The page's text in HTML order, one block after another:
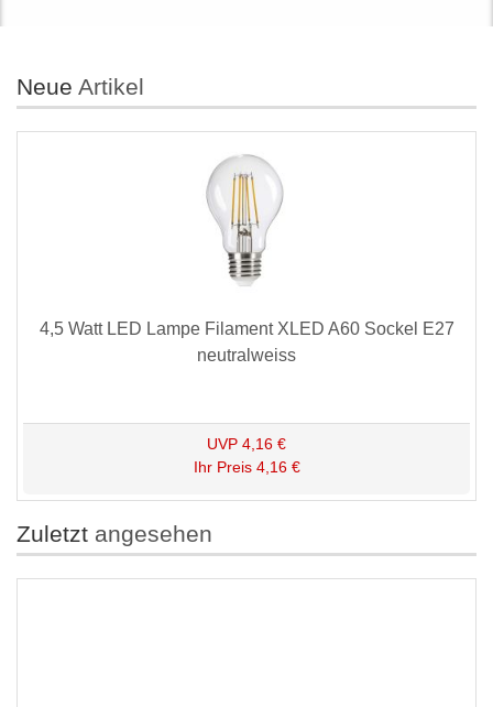
Neue Artikel
4,5 Watt LED Lampe Filament XLED A60 Sockel E27
neutralweiss
UVP 4,16 €
Ihr Preis 4,16 €
Zuletzt angesehen